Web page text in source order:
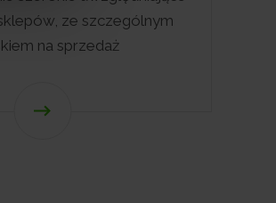
ze szczególnym
na sprzedaż